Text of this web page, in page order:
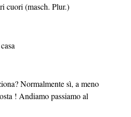
cuori (masch. Plur.)
Normalmente sì, a meno
! Andiamo passiamo al